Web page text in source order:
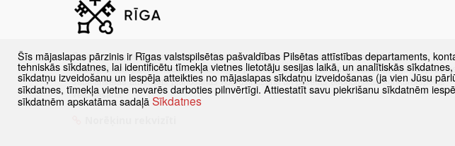
Rīgas valstspilsētas pašvaldības Pilsētas attīstības departaments ir vadošā Rīgas
valstspilsētas pašvaldības iestāde Rīgas pilsētas stratēģiskās attīstības jomā,
sabalansētas attīstības plānošanas nodrošināšanā un pilsētas ekonomikas konkurētspējas
veicināšanā.
Šīs mājaslapas pārzinis ir Rīgas valstspilsētas pašvaldības Pilsētas attīstības departaments,
tehniskās sīkdatnes, lai identificētu tīmekļa vietnes lietotāju sesijas laikā, un analītiskās
sīkdatņu izveidošanu un iespēja atteikties no mājaslapas sīkdatņu izveidošanas (ja vien Jūsu
sīkdatnes, tīmekļa vietne nevarēs darboties pilnvērtīgi. Attiestatīt savu piekrišanu sīkdatnēm
sīkdatnēm apskatāma sadaļā Sīkdatnes